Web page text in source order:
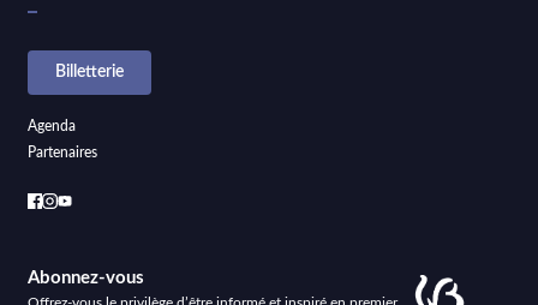
Billetterie
Agenda
Partenaires
Abonnez-vous